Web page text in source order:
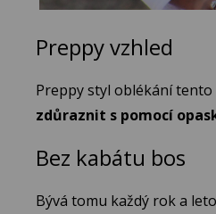
Preppy vzhled
Preppy styl oblékání tento
zdůraznit s pomocí
Bez kabátu bos
Bývá tomu každý rok a